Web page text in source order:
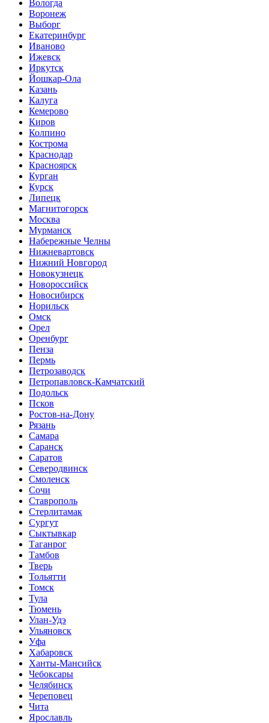
Вологда
Воронеж
Выборг
Екатеринбург
Иваново
Ижевск
Иркутск
Йошкар-Ола
Казань
Калуга
Кемерово
Киров
Колпино
Кострома
Краснодар
Красноярск
Курган
Курск
Липецк
Магнитогорск
Москва
Мурманск
Набережные Челны
Нижневартовск
Нижний Новгород
Новокузнецк
Новороссийск
Новосибирск
Норильск
Омск
Орел
Оренбург
Пенза
Пермь
Петрозаводск
Петропавловск-Камчатский
Подольск
Псков
Ростов-на-Дону
Рязань
Самара
Саранск
Саратов
Северодвинск
Смоленск
Сочи
Ставрополь
Стерлитамак
Сургут
Сыктывкар
Таганрог
Тамбов
Тверь
Тольятти
Томск
Тула
Тюмень
Улан-Удэ
Ульяновск
Уфа
Хабаровск
Ханты-Мансийск
Чебоксары
Челябинск
Череповец
Чита
Ярославль